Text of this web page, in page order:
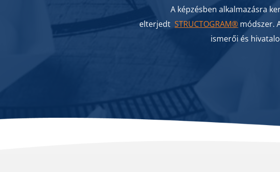
A képzésben alkalmazásra
elterjedtSTRUCTOGRAM® módszer.
ismerői és